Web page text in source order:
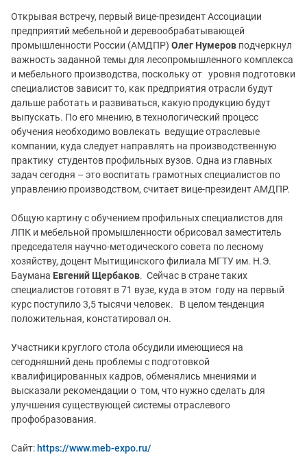
Открывая встречу, первый вице-президент Ассоциации
предприятий мебельной и деревообрабатывающей
промышленности России (АМДПР) Олег Нумеров подчеркнул
важность заданной темы для лесопромышленного комплекса
и мебельного производства, поскольку от уровня подготовки
специалистов зависит то, как предприятия отрасли будут
дальше работать и развиваться, какую продукцию будут
выпускать. По его мнению, в технологический процесс
обучения необходимо вовлекать ведущие отраслевые
компании, куда следует направлять на производственную
практику студентов профильных вузов. Одна из главных
задач сегодня – это воспитать грамотных специалистов по
управлению производством, считает вице-президент АМДПР.
Общую картину с обучением профильных специалистов для
ЛПК и мебельной промышленности обрисовал заместитель
председателя научно-методического совета по лесному
хозяйству, доцент Мытищинского филиала МГТУ им. Н.Э.
Баумана Евгений Щербаков. Сейчас в стране таких
специалистов готовят в 71 вузе, куда в этом году на первый
курс поступило 3,5 тысячи человек. В целом тенденция
положительная, констатировал он.
Участники круглого стола обсудили имеющиеся на
сегодняшний день проблемы с подготовкой
квалифицированных кадров, обменялись мнениями и
высказали рекомендации о том, что нужно сделать для
улучшения существующей системы отраслевого
профобразования.
Сайт: https://www.meb-expo.ru/